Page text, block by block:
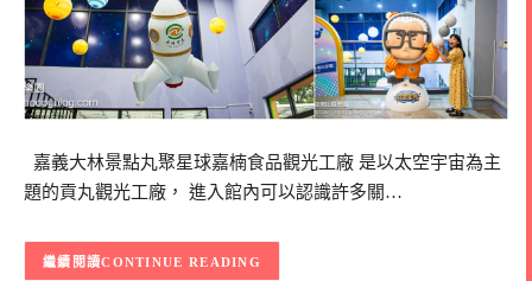
嘉義大林景點丸聚星球嘉楠食品觀光工廠 是以太空宇宙為主
題的貢丸觀光工廠， 進入館內可以認識許多關…
CONTINUE READING